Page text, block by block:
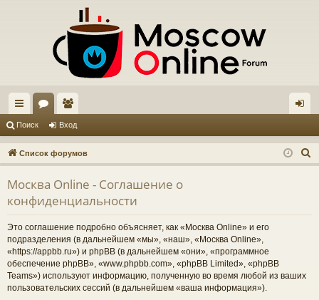
с
ы
лк
и
ум
ы
ол
ьз
ов
ат
и
д
Поиск Вход
Список форумов
о
Москва Online - Соглашение о
конфиденциальности
Это соглашение подробно объясняет, как «Москва Online» и его
подразделения (в дальнейшем «мы», «наш», «Москва Online»,
«https://appbb.ru») и phpBB (в дальнейшем «они», «программное
обеспечение phpBB», «www.phpbb.com», «phpBB Limited», «phpBB
Teams») используют информацию, полученную во время любой из ваших
пользовательских сессий (в дальнейшем «ваша информация»).